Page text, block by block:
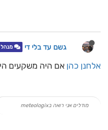
גשם עד בלי די מנהל
אלחנן כהן אם היה משקעים
מודלים אני רואה בmeteologix